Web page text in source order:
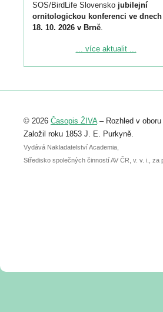
SOS/BirdLife Slovensko jubilejní
ornitologickou konferenci ve dnech
18. 10. 2026 v Brně.
Podrobnější informace ke konferenci
Registrovat se můžete do 6. září.
abstraktu přihlášené přednášky nebo
posteru je už 30. června.
... více aktualit ...
© 2026 Časopis ŽIVA– Rozhled v oboru
Založil roku 1853 J. E. Purkyně.
Vydává Nakladatelství Academia,
Středisko společných činností AV ČR, v. v. i., za